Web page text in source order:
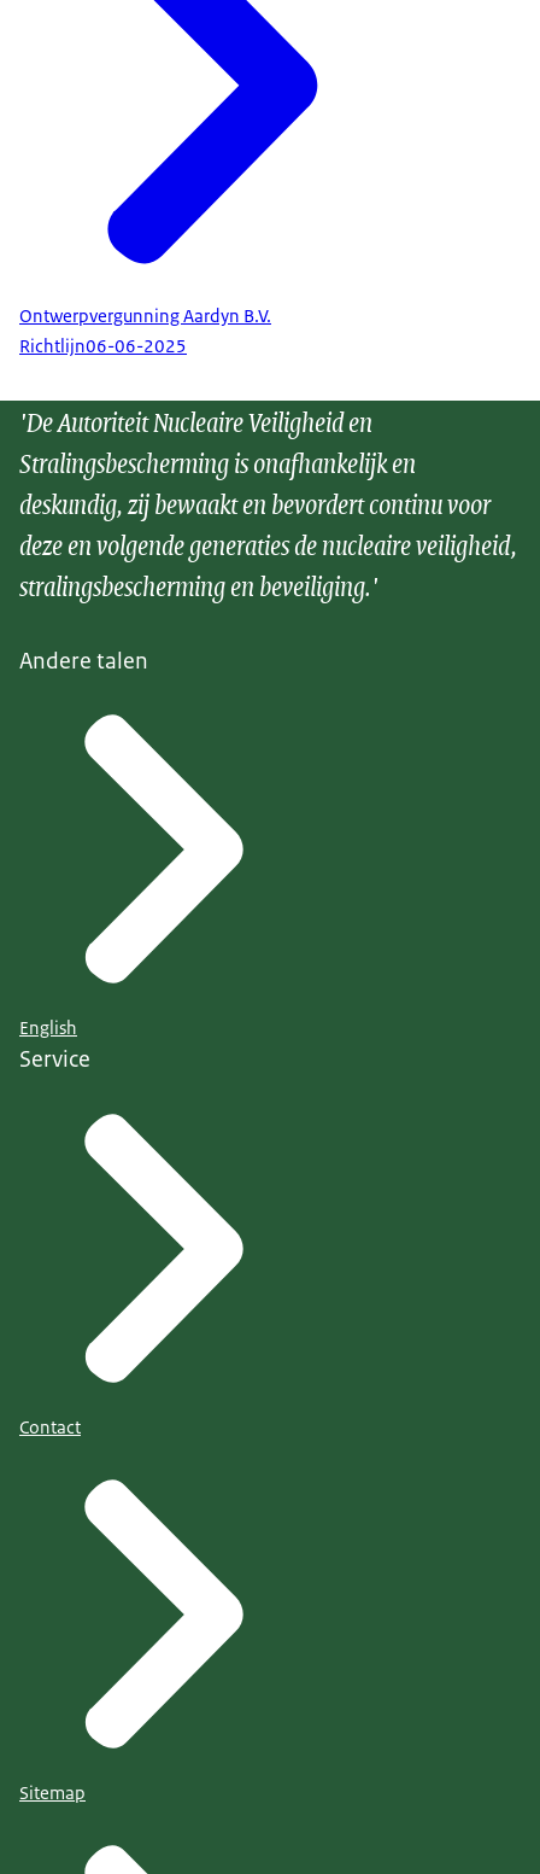
Ontwerpvergunning Aardyn B.V.
Richtlijn06-06-2025
'De Autoriteit Nucleaire Veiligheid en
Stralingsbescherming is onafhankelijk en
deskundig, zij bewaakt en bevordert continu voor
deze en volgende generaties de nucleaire veiligheid,
stralingsbescherming en beveiliging.'
Andere talen
English
Service
Contact
Sitemap